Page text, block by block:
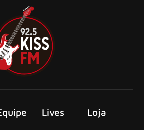
Lives Loja